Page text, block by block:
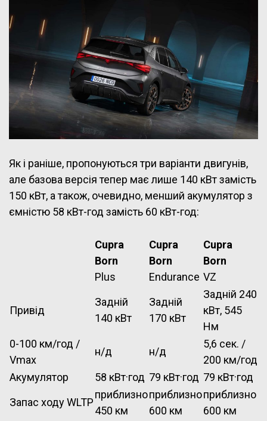
Як і раніше, пропонуються три варіанти двигунів,
але базова версія тепер має лише 140 кВт замість
150 кВт, а також, очевидно, менший акумулятор з
ємністю 58 кВт-год замість 60 кВт-год:
Cupra
Born
Plus
Cupra
Born
Endurance
Cupra
Born
VZ
Привід
Задній
140 кВт
Задній
170 кВт
Задній 240
кВт, 545
Нм
0-100 км/год /
Vmax
н/д н/д
5,6 сек. /
200 км/год
Акумулятор
58 кВт·год 79 кВт·год 79 кВт·год
Запас ходу WLTP
приблизно
450 км
приблизно
600 км
приблизно
600 км